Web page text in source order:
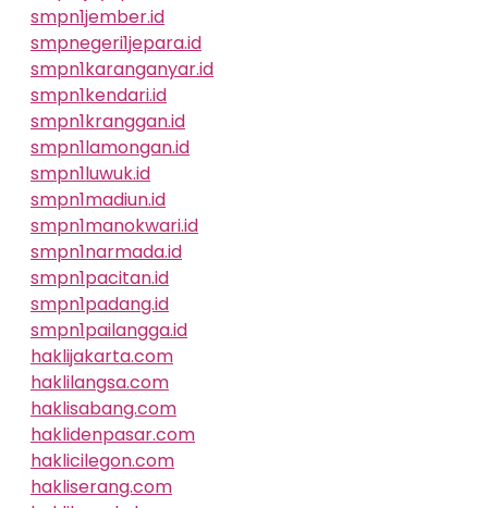
smpn1jember.id
smpnegeri1jepara.id
smpn1karanganyar.id
smpn1kendari.id
smpn1kranggan.id
smpn1lamongan.id
smpn1luwuk.id
smpn1madiun.id
smpn1manokwari.id
smpn1narmada.id
smpn1pacitan.id
smpn1padang.id
smpn1pailangga.id
haklijakarta.com
haklilangsa.com
haklisabang.com
haklidenpasar.com
haklicilegon.com
hakliserang.com